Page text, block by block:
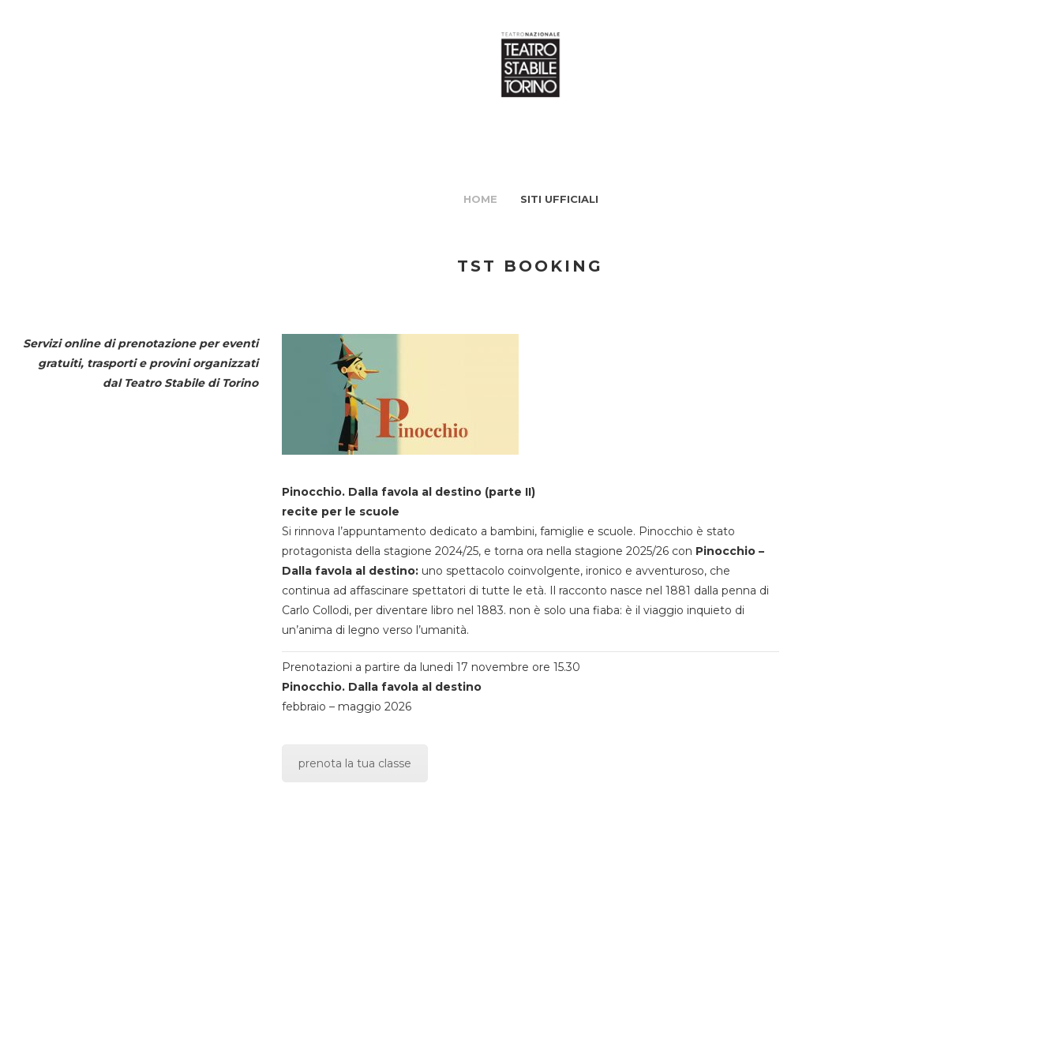
HOME SITI UFFICIALI
TST BOOKING
Servizi online di prenotazione per eventi
gratuiti, trasporti e provini organizzati
dal Teatro Stabile di Torino
Pinocchio. Dalla favola al destino (parte II)
recite per le scuole
Si rinnova l’appuntamento dedicato a bambini, famiglie e scuole. Pinocchio è stato
protagonista della stagione 2024/25, e torna ora nella stagione 2025/26 con Pinocchio –
Dalla favola al destino:uno spettacolo coinvolgente, ironico e avventuroso, che
continua ad affascinare spettatori di tutte le età. Il racconto nasce nel 1881 dalla penna di
Carlo Collodi, per diventare libro nel 1883. non è solo una fiaba: è il viaggio inquieto di
un’anima di legno verso l’umanità.
Prenotazioni a partire da lunedi 17 novembre ore 15.30
Pinocchio. Dalla favola al destino
febbraio – maggio 2026
prenota la tua classe